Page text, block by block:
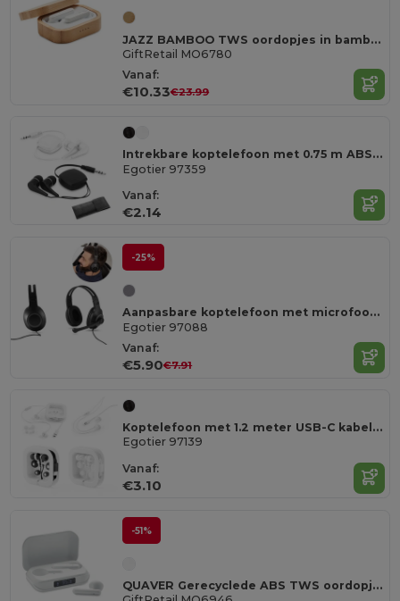
JAZZ BAMBOO TWS oordopjes in bamboe hoesje
GiftRetail MO6780
Vanaf:
€10.33€23.99
Intrekbare koptelefoon met 0.75 m ABS-kabel
Egotier 97359
Vanaf:
€2.14
-25%
Aanpasbare koptelefoon met microfoon in ABS en PP
Egotier 97088
Vanaf:
€5.90€7.91
Koptelefoon met 1.2 meter USB-C kabel en ingebouwde ABS microfoon
Egotier 97139
Vanaf:
€3.10
-51%
QUAVER Gerecyclede ABS TWS oordopjes